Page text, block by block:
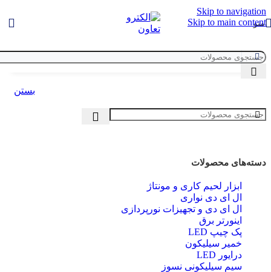
Skip to navigation
Skip to main content
منو
بستن
دسته‌های محصولات
ابزار لحیم کاری و مونتاژ
ال ای دی‌ نواری
ال‌ ای‌ دی و تجهیزات نورپردازی
اینورتر برق
پک چیپ LED
خمیر سیلیکون
درایور LED
سیم سیلیکونی نسوز